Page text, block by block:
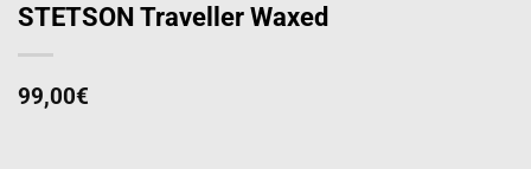
STETSON Traveller Waxed
99,00€